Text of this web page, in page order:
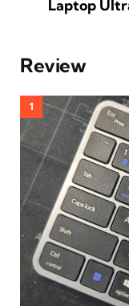
Laptop
Review